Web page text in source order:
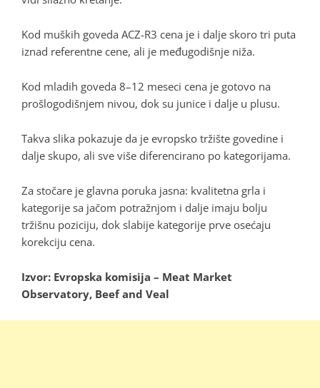
Kod muških goveda ACZ-R3 cena je i dalje skoro tri puta
iznad referentne cene, ali je međugodišnje niža.
Kod mladih goveda 8–12 meseci cena je gotovo na
prošlogodišnjem nivou, dok su junice i dalje u plusu.
Takva slika pokazuje da je evropsko tržište govedine i
dalje skupo, ali sve više diferencirano po kategorijama.
Za stočare je glavna poruka jasna: kvalitetna grla i
kategorije sa jačom potražnjom i dalje imaju bolju
tržišnu poziciju, dok slabije kategorije prve osećaju
korekciju cena.
Izvor: Evropska komisija – Meat Market
Observatory, Beef and Veal